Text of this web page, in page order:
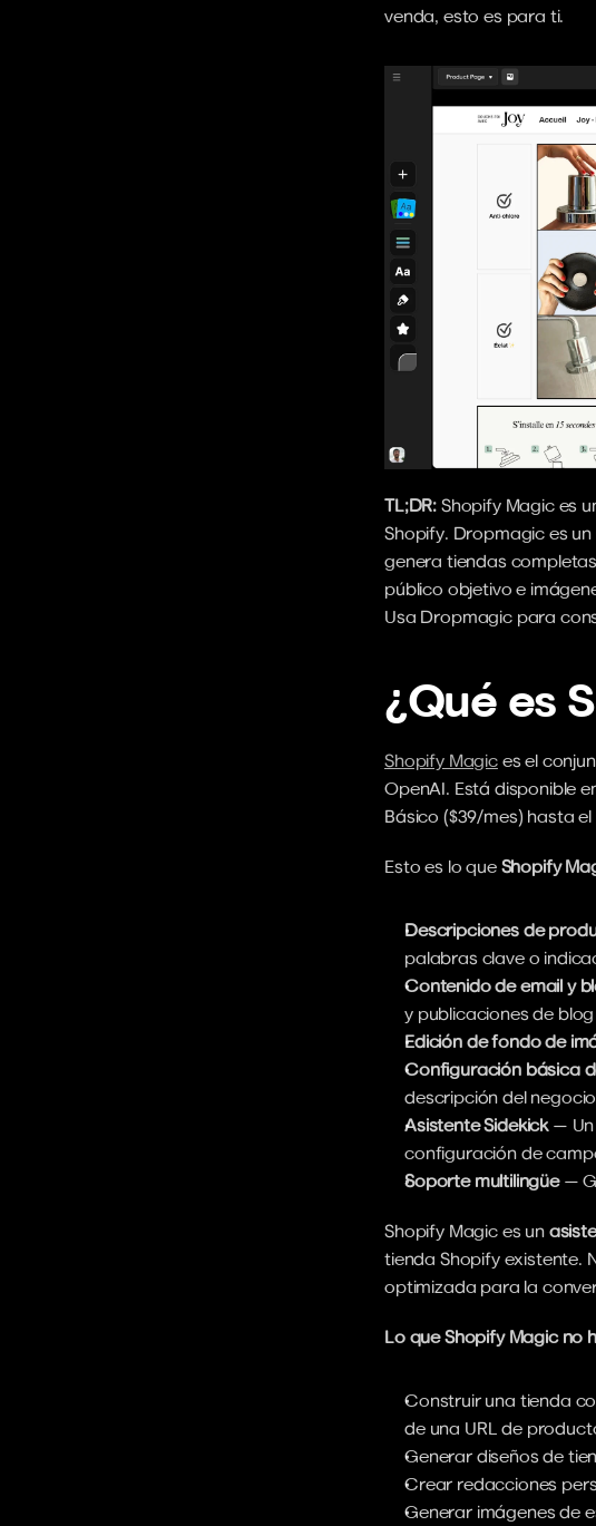
venda, esto es para ti.
TL;DR: Shopify Magic es
Shopify. Dropmagic es un
genera tiendas
público objetivo e
Usa Dropmagic para
¿Qué es
Shopify Magic es el
OpenAI. Está disponible
Básico ($39/mes) hasta el
Esto es lo que Shopify
Descripciones de
palabras clave o
Contenido de email y
y publicaciones de blog
Edición de fondo de
Configuración básica
descripción del negocio
Asistente Sidekick — Un
configuración de
Soporte multilingüe —
Shopify Magic es un
tienda Shopify existente.
optimizada para la
Lo que Shopify Magic no
Construir una tienda
de una URL de
Generar diseños de
Crear redacciones
Generar imágenes de